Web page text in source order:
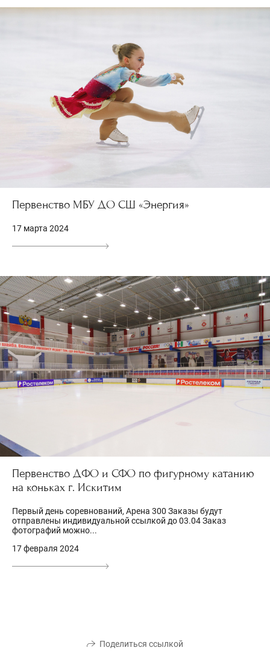
Первенство МБУ ДО СШ «Энергия»
17 марта 2024
Первенство ДФО и СФО по фигурному катанию
на коньках г. Искитим
Первый день соревнований, Арена 300 Заказы будут
отправлены индивидуальной ссылкой до 03.04 Заказ
фотографий можно...
17 февраля 2024
Поделиться ссылкой